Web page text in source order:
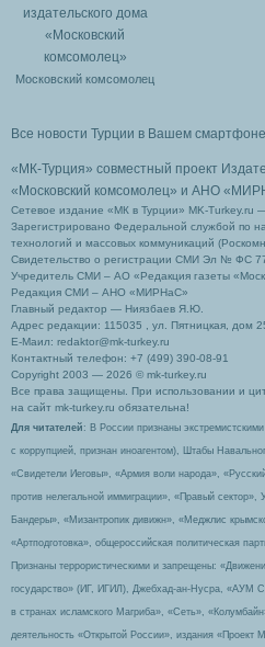
Московский комсомолец
Все новости Турции в Вашем
«МК-Турция» совместный проект
«Московский комсомолец» и АНО
Сетевое издание «МК в Турции» MK-Turkey.ru
Зарегистрировано Федеральной службой по
технологий и массовых коммуникаций
Свидетельство о регистрации СМИ Эл № ФС
Учредитель СМИ – АО «Редакция газеты
Редакция СМИ – АНО «МИРНаС»
Главный редактор — Ниязбаев Я.Ю.
Адрес редакции: 115035 , ул. Пятницкая, дом
Е-Маил: redaktor@mk-turkey.ru
Контактный телефон: +7 (499) 390-08-91
Copyright 2003 — 2026 © mk-turkey.ru
Все права защищены. При использовании и
на сайт mk-turkey.ru обязательна!
Для читателей : В России признаны
с коррупцией, признан иноагентом), Штабы
«Свидетели Иеговы», «Армия воли народа»,
против нелегальной иммиграции», «Правый
Бандеры», «Мизантропик дивижн», «Меджлис
«Артподготовка», общероссийская политическая
Признаны террористическими и запрещены:
государство» (ИГ, ИГИЛ), Джебхад-ан-Нусра, «АУМ
в странах исламского Магриба», «Сеть»,
деятельность «Открытой России», издания